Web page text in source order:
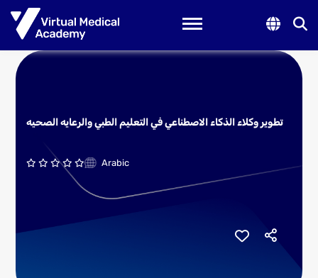
Toggle navigation
تطوير وكلاء الذكاء الاصطناعي في التعليم الطبي والرعايه الصحيه
Arabic